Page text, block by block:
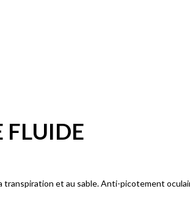
FLUIDE
transpiration et au sable. Anti-picotement